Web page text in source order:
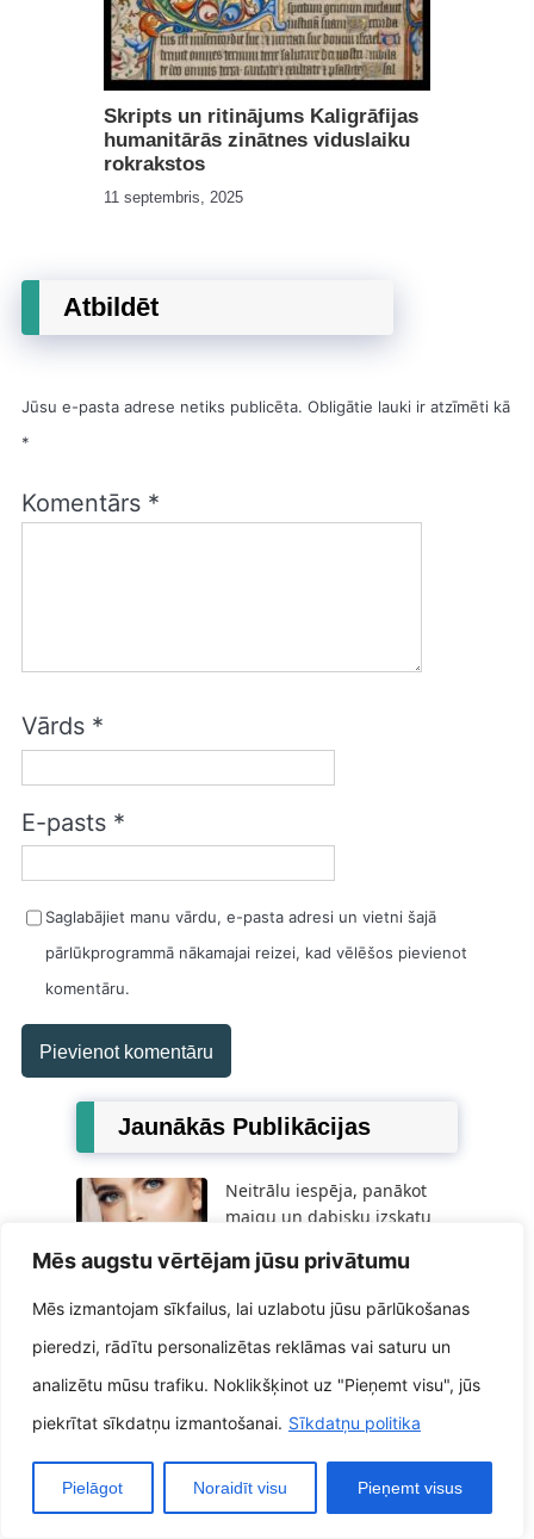
Mēs augstu vērtējam jūsu privātumu
Mēs izmantojam sīkfailus, lai uzlabotu jūsu pārlūkošanas
pieredzi, rādītu personalizētas reklāmas vai saturu un
analizētu mūsu trafiku. Noklikšķinot uz "Pieņemt visu", jūs
piekrītat sīkdatņu izmantošanai. Sīkdatņu politika
Pielāgot Noraidīt visu Pieņemt visus
Skripts un ritinājums Kaligrāfijas
humanitārās zinātnes viduslaiku
rokrakstos
11 septembris, 2025
Atbildēt
Jūsu e-pasta adrese netiks publicēta. Obligātie lauki ir atzīmēti kā
*
Komentārs *
Vārds *
E-pasts *
Saglabājiet manu vārdu, e-pasta adresi un vietni šajā
pārlūkprogrammā nākamajai reizei, kad vēlēšos pievienot
komentāru.
Jaunākās Publikācijas
Neitrālu iespēja, panākot
maigu un dabisku izskatu
5 formas, labākais veids, kā
atsvaidzināt savu interjeru,
izteiksmīgu